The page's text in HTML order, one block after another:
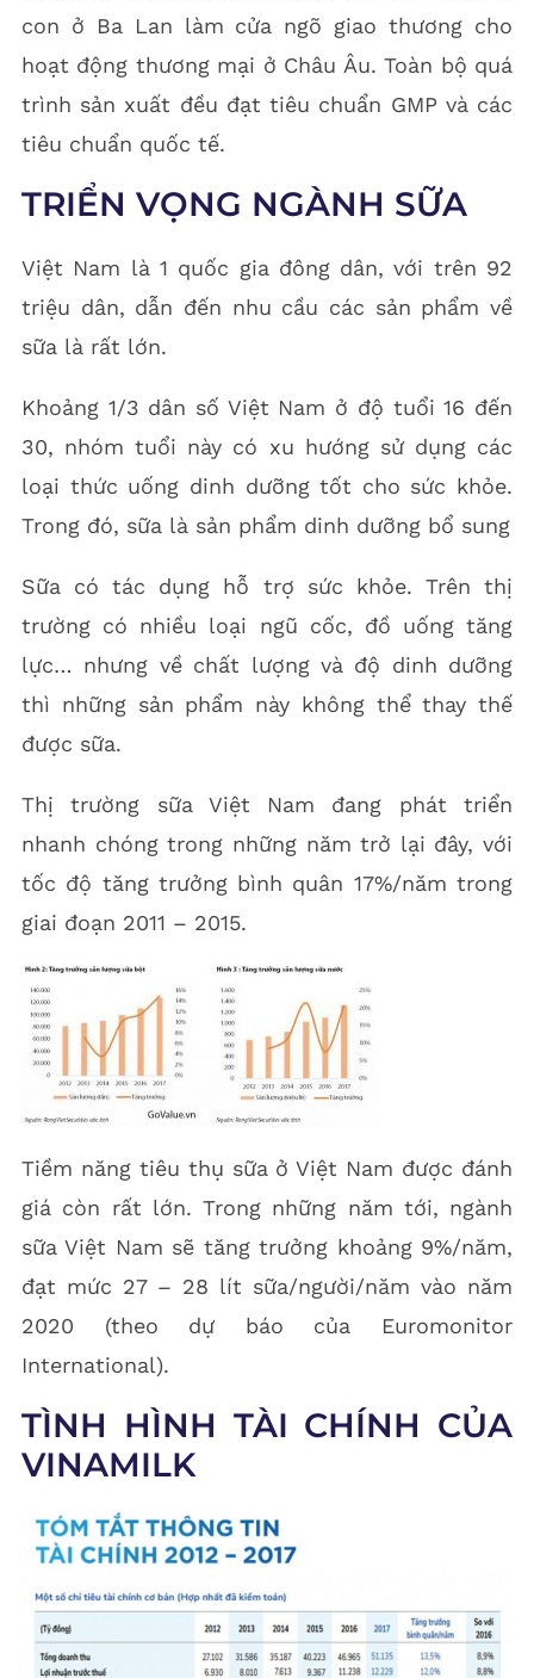
con ở Ba Lan làm cửa ngõ giao thương cho
hoạt động thương mại ở Châu Âu. Toàn bộ quá
trình sản xuất đều đạt tiêu chuẩn GMP và các
tiêu chuẩn quốc tế.
TRIỂN VỌNG NGÀNH SỮA
Việt Nam là 1 quốc gia đông dân, với trên 92
triệu dân, dẫn đến nhu cầu các sản phẩm về
sữa là rất lớn.
Khoảng 1/3 dân số Việt Nam ở độ tuổi 16 đến
30, nhóm tuổi này có xu hướng sử dụng các
loại thức uống dinh dưỡng tốt cho sức khỏe.
Trong đó, sữa là sản phẩm dinh dưỡng bổ sung
Sữa có tác dụng hỗ trợ sức khỏe. Trên thị
trường có nhiều loại ngũ cốc, đồ uống tăng
lực… nhưng về chất lượng và độ dinh dưỡng
thì những sản phẩm này không thể thay thế
được sữa.
Thị trường sữa Việt Nam đang phát triển
nhanh chóng trong những năm trở lại đây, với
tốc độ tăng trưởng bình quân 17%/năm trong
giai đoạn 2011 – 2015.
Tiềm năng tiêu thụ sữa ở Việt Nam được đánh
giá còn rất lớn. Trong những năm tới, ngành
sữa Việt Nam sẽ tăng trưởng khoảng 9%/năm,
đạt mức 27 – 28 lít sữa/người/năm vào năm
2020 (theo dự báo của Euromonitor
International).
TÌNH HÌNH TÀI CHÍNH CỦA
VINAMILK